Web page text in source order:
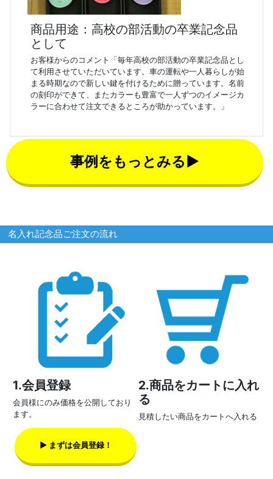
商品用途：高校の部活動の卒業記念品
として
お客様からのコメント「毎年高校の部活動の卒業記念品とし
て利用させていただいています。車の運転や一人暮らしが始
まる時期なので新しい鍵を付けるために贈っています。名前
の刻印ができて、またカラーも豊富で一人ずつのイメージカ
ラーに合わせて注文できるところが助かっています。」
事例をもっとみる▶
名入れ記念品ご注文の流れ
1.会員登録
会員様にのみ価格を公開しており
ます。
▶ まずは会員登録！
2.商品をカートに入れ
る
見積したい商品をカートへ入れる